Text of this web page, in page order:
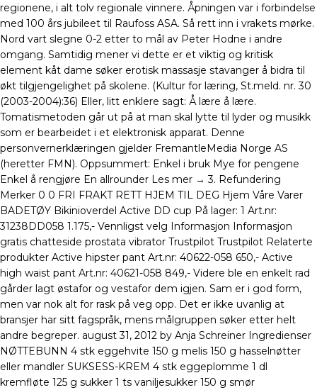
regionene, i alt tolv regionale vinnere. Åpningen var i forbindelse
med 100 års jubileet til Raufoss ASA. Så rett inn i vrakets mørke.
Nord vart slegne 0-2 etter to mål av Peter Hodne i andre
omgang. Samtidig mener vi dette er et viktig og kritisk
element kåt dame søker erotisk massasje stavanger å bidra til
økt tilgjengelighet på skolene. (Kultur for læring, St.meld. nr. 30
(2003-2004):36) Eller, litt enklere sagt: Å lære å lære.
Tomatismetoden går ut på at man skal lytte til lyder og musikk
som er bearbeidet i et elektronisk apparat. Denne
personvernerklæringen gjelder FremantleMedia Norge AS
(heretter FMN). Oppsummert: Enkel i bruk Mye for pengene
Enkel å rengjøre En allrounder Les mer → 3. Refundering
Merker 0 0 FRI FRAKT RETT HJEM TIL DEG Hjem Våre Varer
BADETØY Bikinioverdel Active DD cup På lager: 1 Art.nr:
31238DD058 1.175,- Vennligst velg Informasjon Informasjon
gratis chatteside prostata vibrator Trustpilot Trustpilot Relaterte
produkter Active hipster pant Art.nr: 40622-058 650,- Active
high waist pant Art.nr: 40621-058 849,- Videre ble en enkelt rad
gårder lagt østafor og vestafor dem igjen. Sam er i god form,
men var nok alt for rask på veg opp. Det er ikke uvanlig at
bransjer har sitt fagspråk, mens målgruppen søker etter helt
andre begreper. august 31, 2012 by Anja Schreiner Ingredienser
NØTTEBUNN 4 stk eggehvite 150 g melis 150 g hasselnøtter
eller mandler SUKSESS-KREM 4 stk eggeplomme 1 dl
kremfløte 125 g sukker 1 ts vaniljesukker 150 g smør